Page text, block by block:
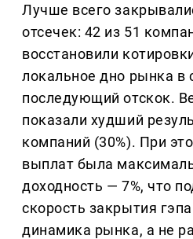
Лучше всего
отсечек: 42 из 51
восстановили
локальное дно рынка в
последующий отскок.
показали худший
компаний (30%). При
выплат была
доходность — 7%, что
скорость закрытия
динамика рынка, а не